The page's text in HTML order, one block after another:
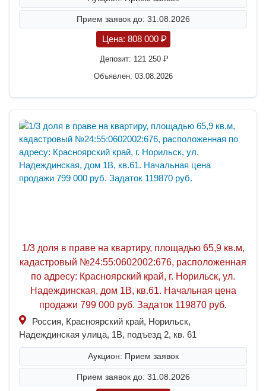
Прием заявок до: 31.08.2026
Цена: 808 000 P
Депозит: 121 250 P
Объявлен: 03.08.2026
1/3 доля в праве на квартиру, площадью 65,9 кв.м,
кадастровый №24:55:0602002:676, расположенная
по адресу: Красноярский край, г. Норильск, ул.
Надеждинская, дом 1В, кв.61. Начальная цена
продажи 799 000 руб. Задаток 119870 руб.
Россия, Красноярский край, Норильск,
Надеждинская улица, 1В, подъезд 2, кв. 61
Аукцион: Прием заявок
Прием заявок до: 31.08.2026